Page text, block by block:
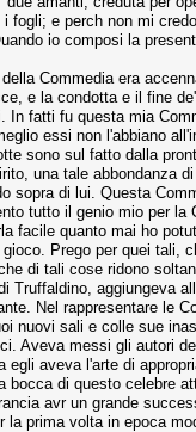
e perch non mi
io composi la
Commedia era
e la condotta e il fine
fatti fu questa mia
essi non l'abbiano
sono sul fatto dalla
una tale abbondanza
di lui. Questa
tutto il genio mio per
quanto mai ho
Prego per quei tali,
di tali cose ridono
aggiungeva
Nel rappresentare le
nuovi sali e colle sue
Aveva messi gli autori
aveva l'arte di
di questo celebre
avr un grande
prima volta in epoca